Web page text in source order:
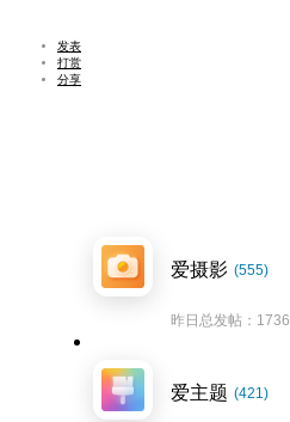
发表
打赏
分享
爱摄影 (555)
昨日总发帖：1736
爱主题 (421)